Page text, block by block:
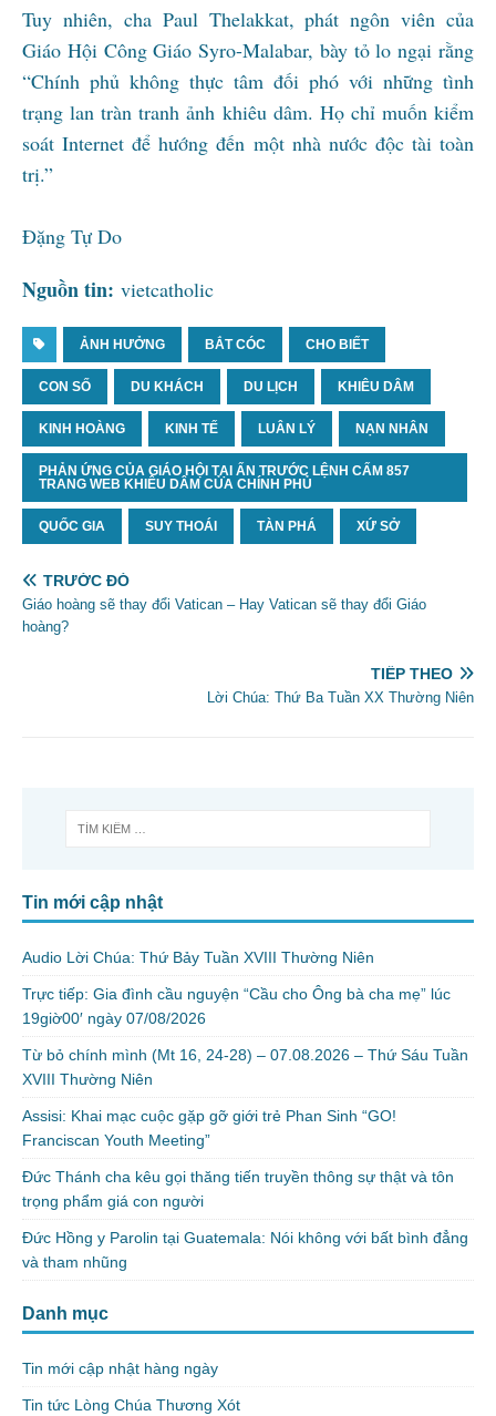
Tuy nhiên, cha Paul Thelakkat, phát ngôn viên của
Giáo Hội Công Giáo Syro-Malabar, bày tỏ lo ngại rằng
“Chính phủ không thực tâm đối phó với những tình
trạng lan tràn tranh ảnh khiêu dâm. Họ chỉ muốn kiểm
soát Internet để hướng đến một nhà nước độc tài toàn
trị.”
Đặng Tự Do
Nguồn tin: vietcatholic
ẢNH HƯỞNG BẮT CÓC CHO BIẾT
CON SỐ DU KHÁCH DU LỊCH KHIÊU DÂM
KINH HOÀNG KINH TẾ LUÂN LÝ NẠN NHÂN
PHẢN ỨNG CỦA GIÁO HỘI TẠI ẤN TRƯỚC LỆNH CẤM 857
TRANG WEB KHIÊU DÂM CỦA CHÍNH PHỦ
QUỐC GIA SUY THOÁI TÀN PHÁ XỨ SỞ
TRƯỚC ĐÓ
Giáo hoàng sẽ thay đổi Vatican – Hay Vatican sẽ thay đổi Giáo
hoàng?
TIẾP THEO
Lời Chúa: Thứ Ba Tuần XX Thường Niên
Tin mới cập nhật
Audio Lời Chúa: Thứ Bảy Tuần XVIII Thường Niên
Trực tiếp: Gia đình cầu nguyện “Cầu cho Ông bà cha mẹ” lúc
19giờ00′ ngày 07/08/2026
Từ bỏ chính mình (Mt 16, 24-28) – 07.08.2026 – Thứ Sáu Tuần
XVIII Thường Niên
Assisi: Khai mạc cuộc gặp gỡ giới trẻ Phan Sinh “GO!
Franciscan Youth Meeting”
Đức Thánh cha kêu gọi thăng tiến truyền thông sự thật và tôn
trọng phẩm giá con người
Đức Hồng y Parolin tại Guatemala: Nói không với bất bình đẳng
và tham nhũng
Danh mục
Tin mới cập nhật hàng ngày
Tin tức Lòng Chúa Thương Xót